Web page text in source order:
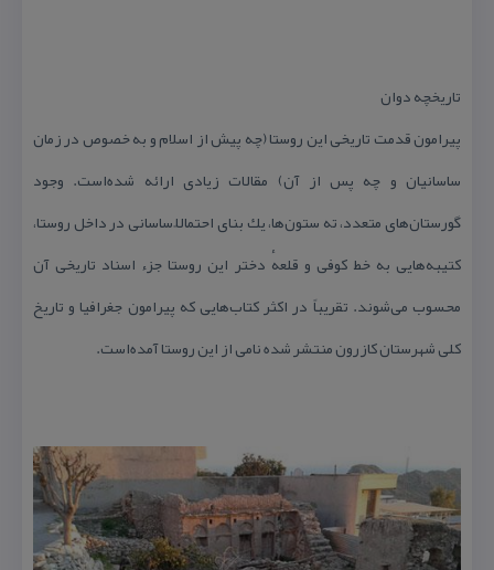
تاریخچه دوان
پیرامون قدمت تاریخی این روستا (چه پیش از اسلام و به خصوص در زمان
ساسانیان و چه پس از آن) مقالات زیادی ارائه شده‌است. وجود
گورستان‌های متعدد، ته ستون‌ها، یك بنای احتمالاً ساسانی در داخل روستا،
كتیبه‌هایی به خط كوفی و قلعهٔ دختر این روستا جزء اسناد تاریخی آن
محسوب می‌شوند. تقریباً در اكثر كتاب‌هایی كه پیرامون جغرافیا و تاریخ
كلی شهرستان كازرون منتشر شده نامی از این روستا آمده‌است.